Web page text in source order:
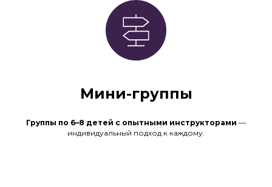
Мини-группы
Группы по 6–8 детей с опытными инструкторами —
индивидуальный подход к каждому.